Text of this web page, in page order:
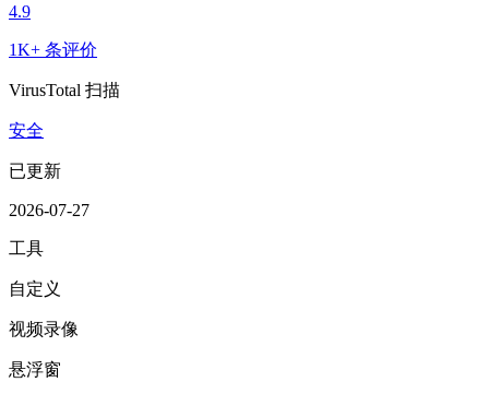
4.9
1K+ 条评价
VirusTotal 扫描
安全
已更新
2026-07-27
工具
自定义
视频录像
悬浮窗